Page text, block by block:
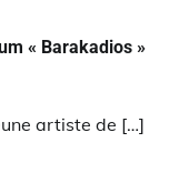
« Barakadios »
artiste de […]